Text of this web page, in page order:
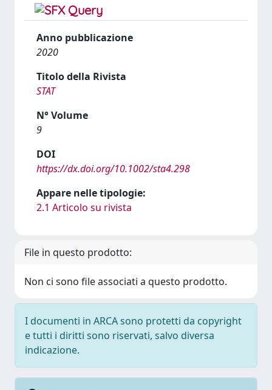
Anno pubblicazione
2020
Titolo della Rivista
STAT
N° Volume
9
DOI
https://dx.doi.org/10.1002/sta4.298
Appare nelle tipologie:
2.1 Articolo su rivista
File in questo prodotto:
Non ci sono file associati a questo prodotto.
I documenti in ARCA sono protetti da copyright
e tutti i diritti sono riservati, salvo diversa
indicazione.